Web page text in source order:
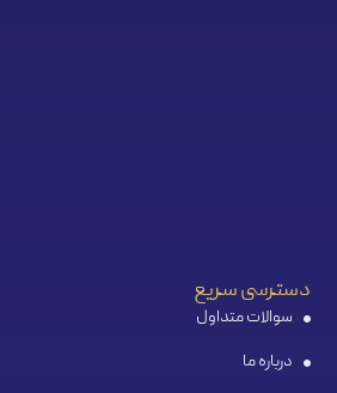
دسترسی سریع
سوالات متداول
درباره ما